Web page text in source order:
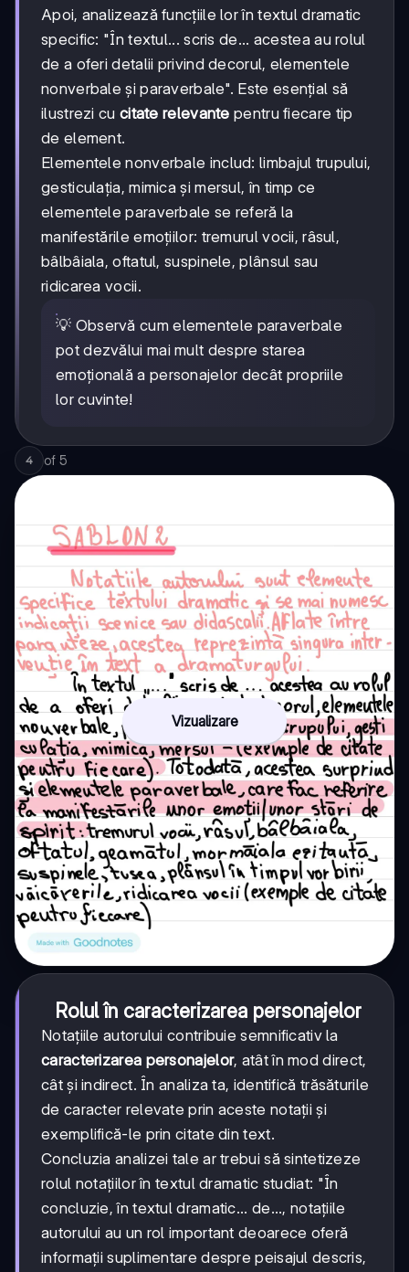
Apoi, analizează funcțiile lor în textul dramatic
specific: "În textul... scris de... acestea au rolul
de a oferi detalii privind decorul, elementele
nonverbale și paraverbale". Este esențial să
ilustrezi cu citate relevante pentru fiecare tip
de element.
Elementele nonverbale includ: limbajul trupului,
gesticulația, mimica și mersul, în timp ce
elementele paraverbale se referă la
manifestările emoțiilor: tremurul vocii, râsul,
bâlbâiala, oftatul, suspinele, plânsul sau
ridicarea vocii.
💡 Observă cum elementele paraverbale
pot dezvălui mai mult despre starea
emoțională a personajelor decât propriile
lor cuvinte!
4 of 5
Vizualizare
Rolul în caracterizarea personajelor
Notațiile autorului contribuie semnificativ la
caracterizarea personajelor, atât în mod direct,
cât și indirect. În analiza ta, identifică trăsăturile
de caracter relevate prin aceste notații și
exemplifică-le prin citate din text.
Concluzia analizei tale ar trebui să sintetizeze
rolul notațiilor în textul dramatic studiat: "În
concluzie, în textul dramatic... de..., notațiile
autorului au un rol important deoarece oferă
informații suplimentare despre peisajul descris,